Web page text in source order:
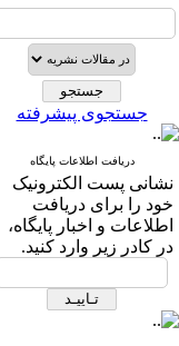
جستجوی پیشرفته
دریافت اطلاعات پایگاه
نشانی پست الکترونیک
خود را برای دریافت
اطلاعات و اخبار پایگاه،
در کادر زیر وارد کنید.